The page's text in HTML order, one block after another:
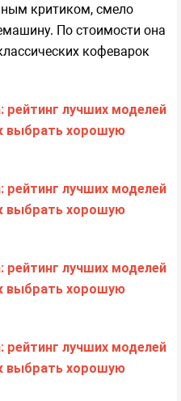
критиком, смело
По стоимости она
кофеварок